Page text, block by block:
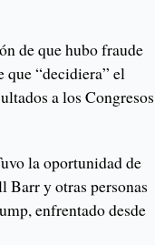
de que hubo fraude
que “decidiera” el
a los Congresos
la oportunidad de
y otras personas
enfrentado desde